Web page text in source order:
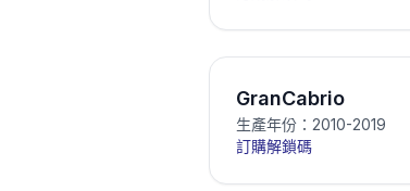
GranCabrio
生產年份：2010-2019
訂購解鎖碼